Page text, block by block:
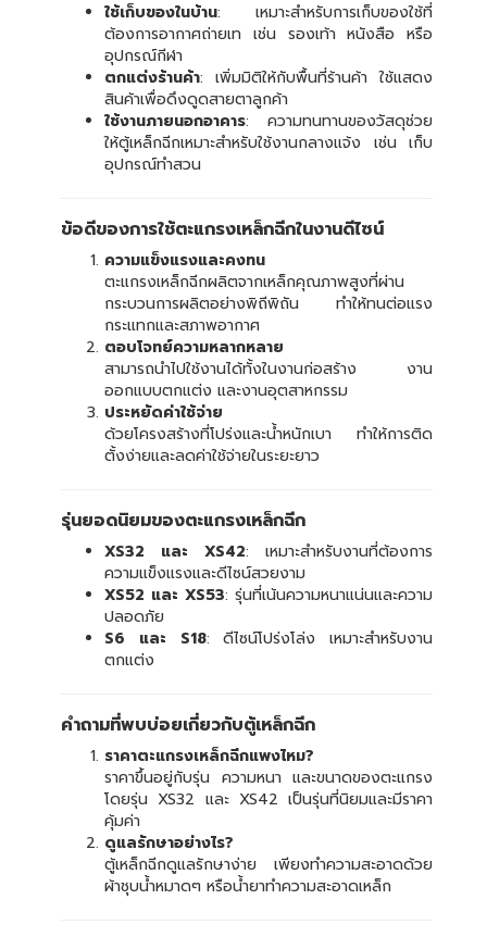
ใช้เก็บของในบ้าน: เหมาะสำหรับการเก็บของใช้ที่
ต้องการอากาศถ่ายเท เช่น รองเท้า หนังสือ หรือ
อุปกรณ์กีฬา
ตกแต่งร้านค้า: เพิ่มมิติให้กับพื้นที่ร้านค้า ใช้แสดง
สินค้าเพื่อดึงดูดสายตาลูกค้า
ใช้งานภายนอกอาคาร: ความทนทานของวัสดุช่วย
ให้ตู้เหล็กฉีกเหมาะสำหรับใช้งานกลางแจ้ง เช่น เก็บ
อุปกรณ์ทำสวน
ข้อดีของการใช้ตะแกรงเหล็กฉีกในงานดีไซน์
ความแข็งแรงและคงทน
ตะแกรงเหล็กฉีกผลิตจากเหล็กคุณภาพสูงที่ผ่าน
กระบวนการผลิตอย่างพิถีพิถัน ทำให้ทนต่อแรง
กระแทกและสภาพอากาศ
ตอบโจทย์ความหลากหลาย
สามารถนำไปใช้งานได้ทั้งในงานก่อสร้าง งาน
ออกแบบตกแต่ง และงานอุตสาหกรรม
ประหยัดค่าใช้จ่าย
ด้วยโครงสร้างที่โปร่งและน้ำหนักเบา ทำให้การติด
ตั้งง่ายและลดค่าใช้จ่ายในระยะยาว
รุ่นยอดนิยมของตะแกรงเหล็กฉีก
XS32 และ XS42: เหมาะสำหรับงานที่ต้องการ
ความแข็งแรงและดีไซน์สวยงาม
XS52 และ XS53: รุ่นที่เน้นความหนาแน่นและความ
ปลอดภัย
S6 และ S18: ดีไซน์โปร่งโล่ง เหมาะสำหรับงาน
ตกแต่ง
คำถามที่พบบ่อยเกี่ยวกับตู้เหล็กฉีก
ราคาตะแกรงเหล็กฉีกแพงไหม?
ราคาขึ้นอยู่กับรุ่น ความหนา และขนาดของตะแกรง
โดยรุ่น XS32 และ XS42 เป็นรุ่นที่นิยมและมีราคา
คุ้มค่า
ดูแลรักษาอย่างไร?
ตู้เหล็กฉีกดูแลรักษาง่าย เพียงทำความสะอาดด้วย
ผ้าชุบน้ำหมาดๆ หรือน้ำยาทำความสะอาดเหล็ก